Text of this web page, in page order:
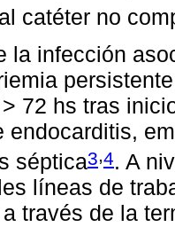
catéter no
la infección
72 hs tras
endocarditis,
séptica3,4. A
líneas de
través de la